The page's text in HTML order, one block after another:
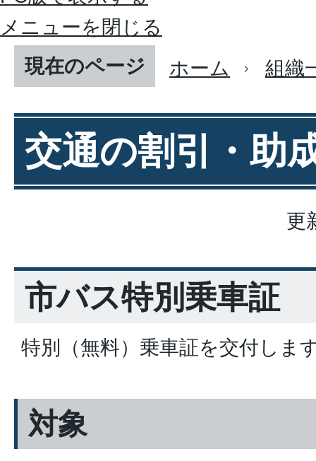
メニューを閉じる
現在のページ
ホーム 組織
交通の割引・助
更
市バス特別乗車証
特別（無料）乗車証を交付しま
対象